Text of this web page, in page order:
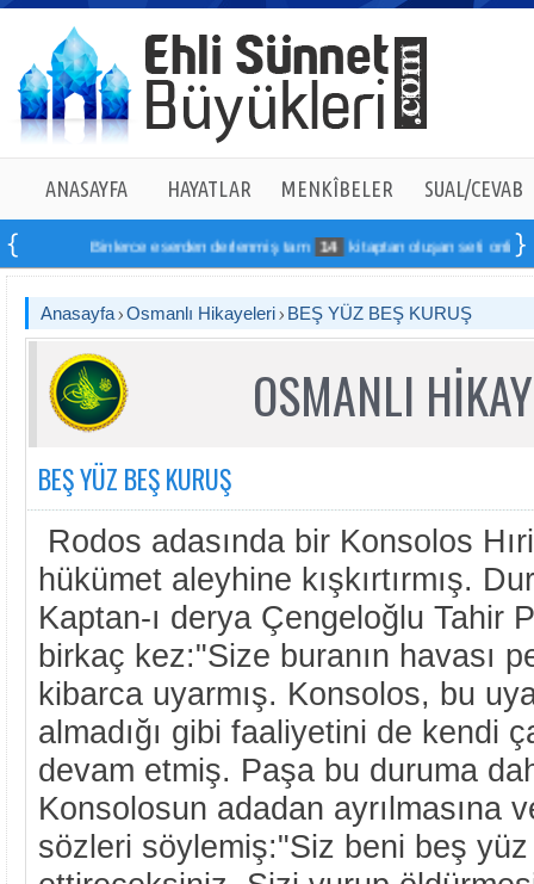
ANASAYFA HAYATLAR MENKÎBELER SUAL/CEVAB
Binlerce eserden derlenmiş tam 14 kitaptan oluşan seti online
Anasayfa Osmanlı Hikayeleri BEŞ YÜZ BEŞ KURUŞ
OSMANLI
BEŞ YÜZ BEŞ KURUŞ
Rodos adasında bir Konsolos
hükümet aleyhine kışkırtırmış.
Kaptan-ı derya Çengeloğlu Tahir
birkaç kez:"Size buranın havası
kibarca uyarmış. Konsolos, bu
almadığı gibi faaliyetini de kendi
devam etmiş. Paşa bu duruma
Konsolosun adadan ayrılmasına
sözleri söylemiş:"Siz beni beş